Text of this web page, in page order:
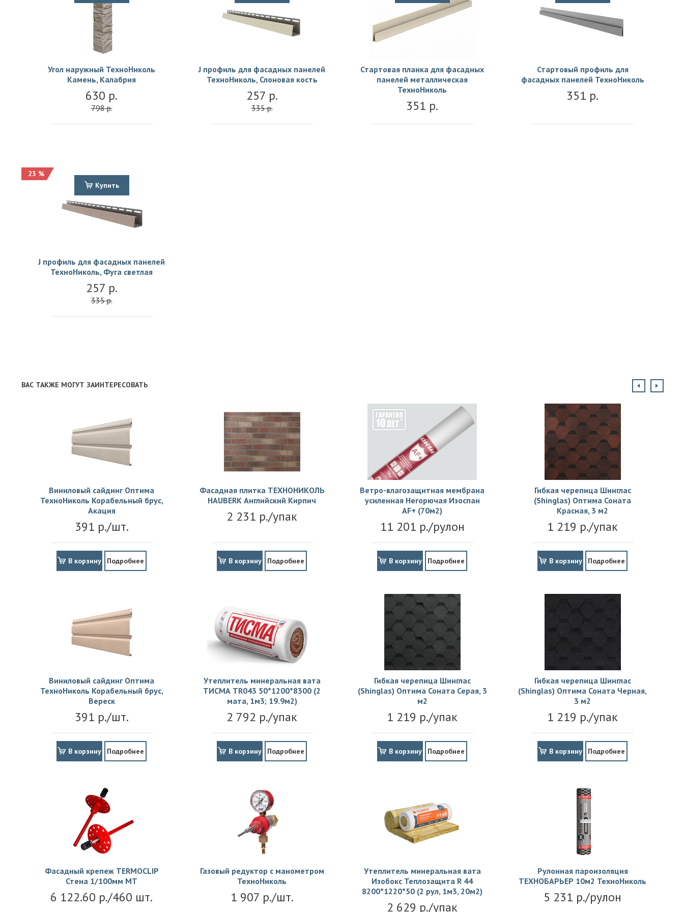
Угол наружный ТехноНиколь
Камень, Калабрия
630 р.
798 р.
J профиль для фасадных панелей
ТехноНиколь, Слоновая кость
257 р.
335 р.
Стартовая планка для фасадных
панелей металлическая
ТехноНиколь
351 р.
Стартовый профиль для
фасадных панелей ТехноНиколь
351 р.
23 %
J профиль для фасадных панелей
ТехноНиколь, Фуга светлая
257 р.
335 р.
Купить
ВАС ТАКЖЕ МОГУТ ЗАИНТЕРЕСОВАТЬ
Виниловый сайдинг Оптима
ТехноНиколь Корабельный брус,
Акация
391 р./шт.
В корзину Подробнее
Фасадная плитка ТЕХНОНИКОЛЬ
HAUBERK Английский Кирпич
2 231 р./упак
В корзину Подробнее
Ветро-влагозащитная мембрана
усиленная Негорючая Изоспан
АF+ (70м2)
11 201 р./рулон
В корзину Подробнее
Гибкая черепица Шинглас
(Shinglas) Оптима Соната
Красная, 3 м2
1 219 р./упак
В корзину Подробнее
Виниловый сайдинг Оптима
ТехноНиколь Корабельный брус,
Вереск
391 р./шт.
В корзину Подробнее
Утеплитель минеральная вата
ТИСМА TR043 50*1200*8300 (2
мата, 1м3; 19.9м2)
2 792 р./упак
В корзину Подробнее
Гибкая черепица Шинглас
(Shinglas) Оптима Соната Серая, 3
м2
1 219 р./упак
В корзину Подробнее
Гибкая черепица Шинглас
(Shinglas) Оптима Соната Черная,
3 м2
1 219 р./упак
В корзину Подробнее
Фасадный крепеж TERMOCLIP
Стена 1/100мм MT
6 122.60 р./460 шт.
Газовый редуктор с манометром
ТехноНиколь
1 907 р./шт.
Утеплитель минеральная вата
Изобокс Теплозащита R 44
8200*1220*50 (2 рул, 1м3, 20м2)
2 629 р./упак
Рулонная пароизоляция
ТЕХНОБАРЬЕР 10м2 ТехноНиколь
5 231 р./рулон